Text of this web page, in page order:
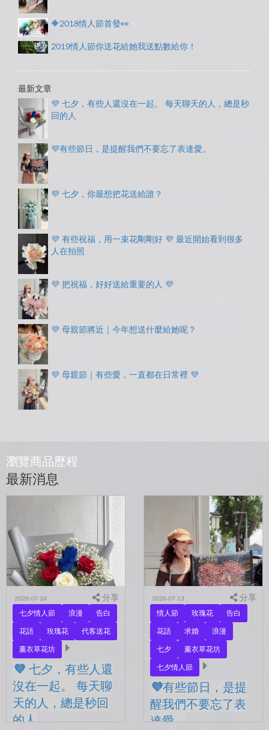
🔶2018情人節首發👀
2019情人節你送花給她我送點數給你！
最新文章
💜 七夕，有些人還沒在一起。 每天聊天的人，總是秒
回的人
💜有些節日，是提醒我們不要忘了表達愛。
💜 七夕，你最想把花送給誰？
💜 有些祝福，用一束花剛剛好 💜 最近開始看到很多
人在拍照
💜 把祝福，好好送給重要的人 💜
💜 母親節將近｜今年想送什麼給她呢？
💜 母親節｜有些愛，一直都在日常裡 💜
瀏覽商品歷程
最新消息
2026-07-24 分享
七夕情人節 浪漫
告白
花語
玫瑰花
代客送花
薰衣草花坊
💜 七夕，有些人還
沒在一起。 每天聊
天的人，總是秒回
的人
2026-07-13 分享
情人節 玫瑰花
告白
花語
求婚
浪漫
七夕
薰衣草花坊
七夕情人節
💜有些節日，是提
醒我們不要忘了表
達愛。